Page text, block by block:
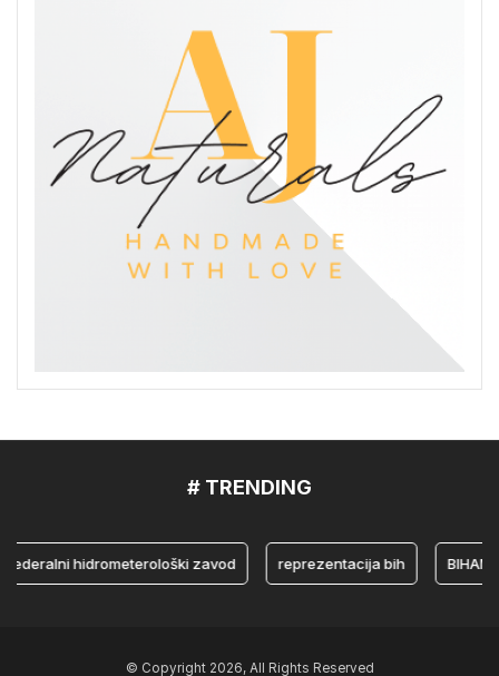
# TRENDING
hidrometerološki zavod reprezentacija bih BIHAMK
© Copyright 2026, All Rights Reserved